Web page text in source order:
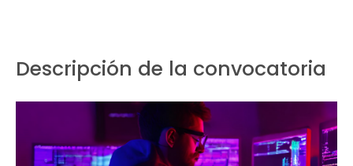
Descripción de la convocatoria